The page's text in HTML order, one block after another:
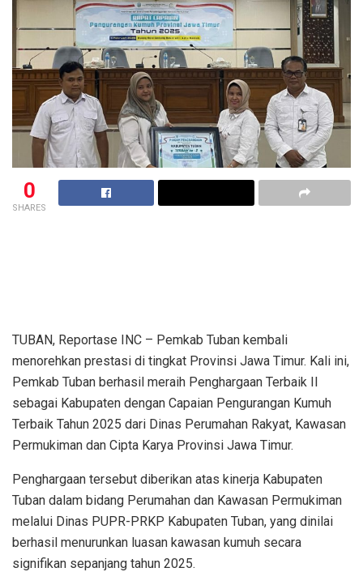
0
SHARES
TUBAN, Reportase INC – Pemkab Tuban kembali
menorehkan prestasi di tingkat Provinsi Jawa Timur. Kali ini,
Pemkab Tuban berhasil meraih Penghargaan Terbaik II
sebagai Kabupaten dengan Capaian Pengurangan Kumuh
Terbaik Tahun 2025 dari Dinas Perumahan Rakyat, Kawasan
Permukiman dan Cipta Karya Provinsi Jawa Timur.
Penghargaan tersebut diberikan atas kinerja Kabupaten
Tuban dalam bidang Perumahan dan Kawasan Permukiman
melalui Dinas PUPR-PRKP Kabupaten Tuban, yang dinilai
berhasil menurunkan luasan kawasan kumuh secara
signifikan sepanjang tahun 2025.